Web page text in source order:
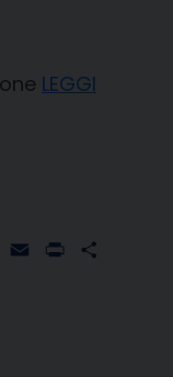
LEGGI
Copy Email Print